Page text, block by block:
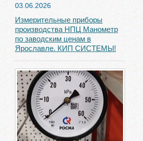
03.06.2026
Измерительные приборы
производства НПЦ Манометр
по заводским ценам в
Ярославле. КИП СИСТЕМЫ!